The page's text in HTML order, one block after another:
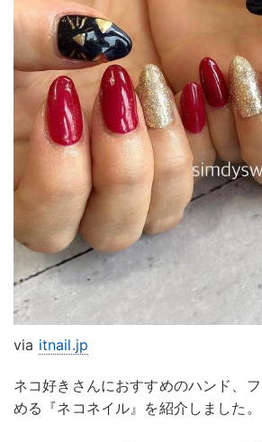
via itnail.jp
ネコ好きさんにおすすめのハンド、
める『ネコネイル』を紹介しました。